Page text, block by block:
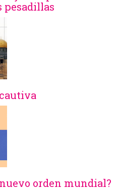
pesadillas
orden mundial?